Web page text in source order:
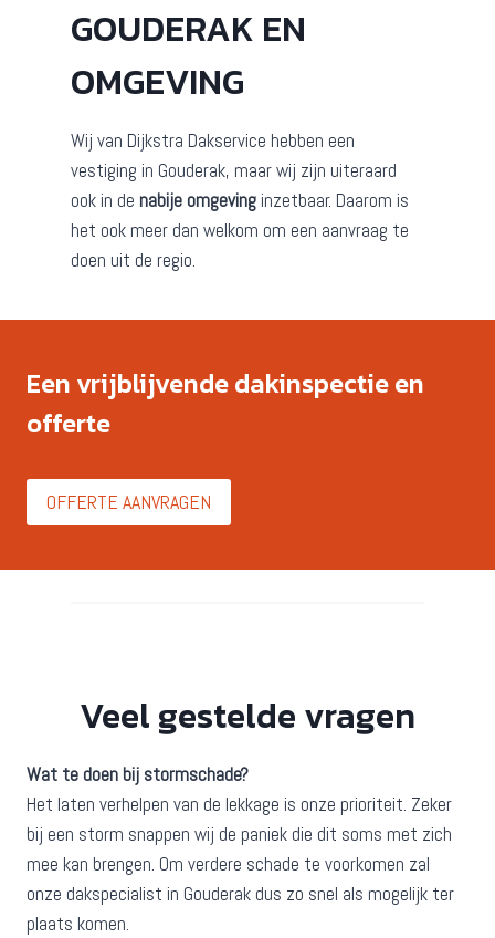
GOUDERAK EN
OMGEVING
Wij van Dijkstra Dakservice hebben een
vestiging in Gouderak, maar wij zijn uiteraard
ook in de nabije omgeving inzetbaar. Daarom is
het ook meer dan welkom om een aanvraag te
doen uit de regio.
Een vrijblijvende dakinspectie en
offerte
OFFERTE AANVRAGEN
Veel gestelde vragen
Wat te doen bij stormschade?
Het laten verhelpen van de lekkage is onze prioriteit. Zeker
bij een storm snappen wij de paniek die dit soms met zich
mee kan brengen. Om verdere schade te voorkomen zal
onze dakspecialist in Gouderak dus zo snel als mogelijk ter
plaats komen.